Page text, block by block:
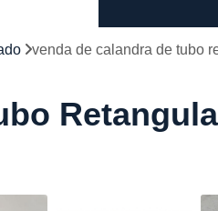
venda de calandra de tubo